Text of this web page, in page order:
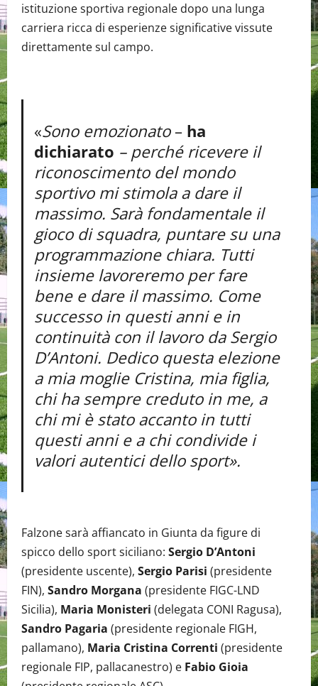
istituzione sportiva regionale dopo una lunga
carriera ricca di esperienze significative vissute
direttamente sul campo.
«Sono emozionato– ha
dichiarato – perché ricevere il
riconoscimento del mondo
sportivo mi stimola a dare il
massimo. Sarà fondamentale il
gioco di squadra, puntare su una
programmazione chiara. Tutti
insieme lavoreremo per fare
bene e dare il massimo. Come
successo in questi anni e in
continuità con il lavoro da Sergio
D’Antoni. Dedico questa elezione
a mia moglie Cristina, mia figlia,
chi ha sempre creduto in me, a
chi mi è stato accanto in tutti
questi anni e a chi condivide i
valori autentici dello sport».
Falzone sarà affiancato in Giunta da figure di
spicco dello sport siciliano: Sergio D’Antoni
(presidente uscente), Sergio Parisi (presidente
FIN), Sandro Morgana (presidente FIGC-LND
Sicilia), Maria Monisteri (delegata CONI Ragusa),
Sandro Pagaria (presidente regionale FIGH,
pallamano), Maria Cristina Correnti (presidente
regionale FIP, pallacanestro) e Fabio Gioia